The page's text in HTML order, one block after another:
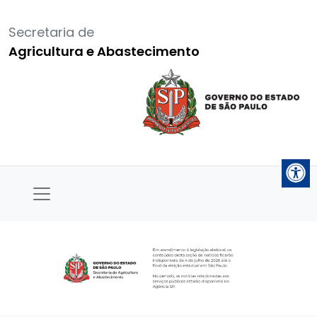
Secretaria de
Agricultura e Abastecimento